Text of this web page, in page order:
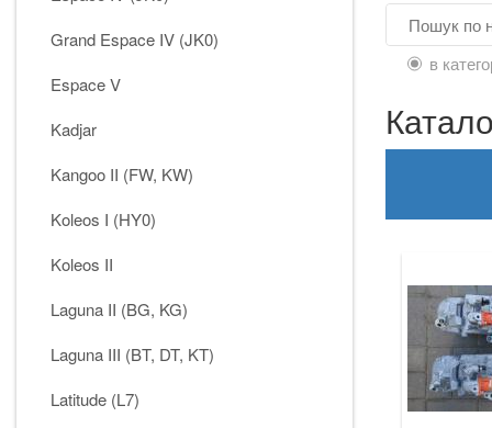
Grand Espace IV (JK0)
Espace V
Kadjar
Kangoo II (FW, KW)
Koleos I (HY0)
Koleos II
Laguna II (BG, KG)
Laguna III (BT, DT, KT)
Latitude (L7)
в